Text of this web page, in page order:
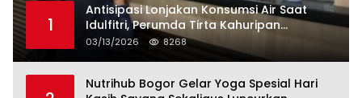
1
Antisipasi Lonjakan Konsumsi Air Saat
Idulfitri, Perumda Tirta Kahuripan
Berlakukan Status Siaga Lebaran
03/13/2026 8268
Nutrihub Bogor Gelar Yoga Spesial Hari